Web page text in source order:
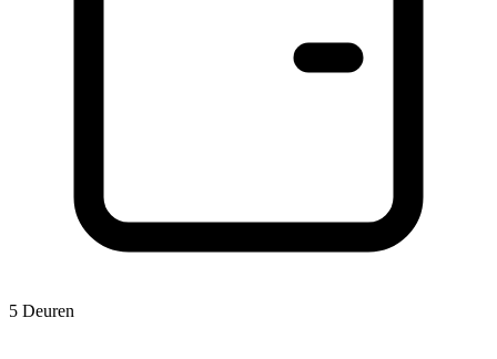
5 Deuren